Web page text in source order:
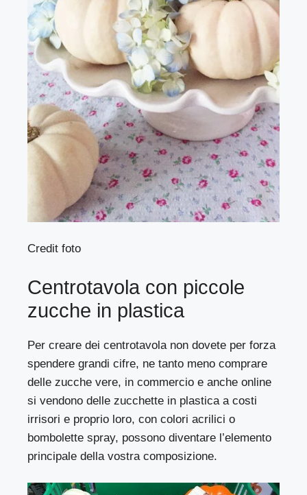
Credit foto
Centrotavola con piccole
zucche in plastica
Per creare dei centrotavola non dovete per forza
spendere grandi cifre, ne tanto meno comprare
delle zucche vere, in commercio e anche online
si vendono delle zucchette in plastica a costi
irrisori e proprio loro, con colori acrilici o
bombolette spray, possono diventare l’elemento
principale della vostra composizione.